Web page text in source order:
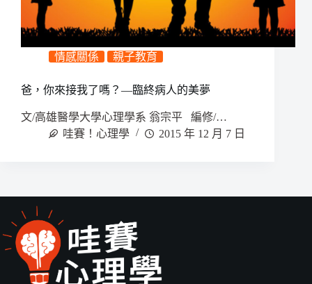
情感關係 親子教育
爸，你來接我了嗎？—臨終病人的美夢
文/高雄醫學大學心理學系 翁宗平 編修/…
哇賽！心理學
2015 年 12 月 7 日